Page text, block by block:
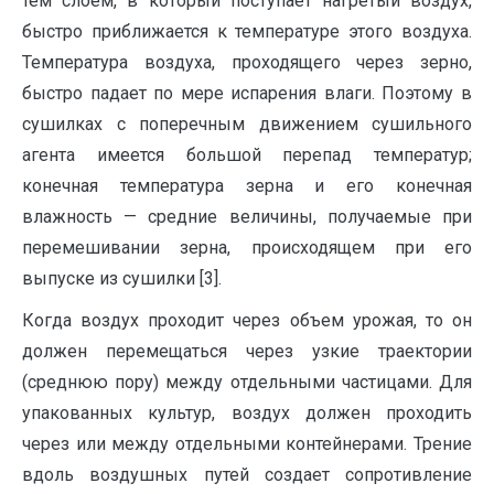
быстро приближается к температуре этого воздуха.
Температура воздуха, проходящего через зерно,
быстро падает по мере испарения влаги. Поэтому в
сушилках с поперечным движением сушильного
агента имеется большой перепад температур;
конечная температура зерна и его конечная
влажность — средние величины, получаемые при
перемешивании зерна, происходящем при его
выпуске из сушилки [3].
Когда воздух проходит через объем урожая, то он
должен перемещаться через узкие траектории
(среднюю пору) между отдельными частицами. Для
упакованных культур, воздух должен проходить
через или между отдельными контейнерами. Трение
вдоль воздушных путей создает сопротивление